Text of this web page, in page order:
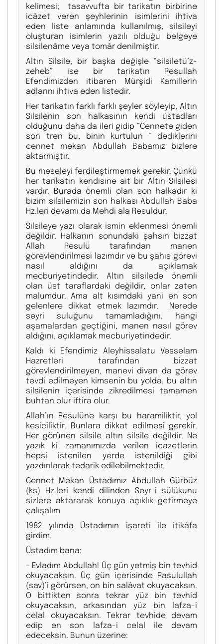
kelimesi; tasavvufta bir tarikatın birbirine
icâzet veren şeyhlerinin isimlerini ihtiva
eden liste anlamında kullanılmış, silsileyi
oluşturan isimlerin yazılı olduğu belgeye
silsilenâme veya tomâr denilmiştir.
Altın Silsile, bir başka değişle “silsiletü’z-
zeheb” ise bir tarikatın Resullah
Efendimizden itibaren Mürşidi Kamillerin
adlarını ihtiva eden listedir.
Her tarikatın farklı farklı şeyler söyleyip, Altın
Silsilenin son halkasının kendi üstadları
olduğunu daha da ileri gidip “Cennete giden
son tren bu, binin kurtulun ” dediklerini
cennet mekan Abdullah Babamız bizlere
aktarmıştır.
Bu meseleyi ferdileştirmemek gerekir. Çünkü
her tarikatın kendisine ait bir Altın Silsilesi
vardır. Burada önemli olan son halkadır ki
bizim silsilemizin son halkası Abdullah Baba
Hz.leri devamı da Mehdi ala Resuldur.
Silsileye yazı olarak ismin eklenmesi önemli
değildir. Halkanın sonundaki şahsın bizzat
Allah Resulü tarafından manen
görevlendirilmesi lazımdır ve bu şahıs görevi
nasıl aldığını da açıklamak
mecburiyetindedir. Altın silsilede önemli
olan üst taraflardaki değildir, onlar zaten
malumdur. Ama alt kısımdaki yani en son
gelenlere dikkat etmek lazımdır. Nerede
seyri suluğunu tamamladığını, hangi
aşamalardan geçtiğini, manen nasıl görev
aldığını, açıklamak mecburiyetindedir.
Kaldı ki Efendimiz Aleyhissalatu Vesselam
Hazretleri tarafından bizzat
görevlendirilmeyen, manevi divan da görev
tevdi edilmeyen kimsenin bu yolda, bu altın
silsilenin içerisinde zikredilmesi tamamen
buhtan olur iftira olur.
Allah’ın Resulüne karşı bu haramiliktir, yol
kesiciliktir. Bunlara dikkat edilmesi gerekir.
Her görünen silsile altın silsile değildir. Ne
yazık ki zamanımızda verilen icazetlerin
hepsi istenilen yerde istenildiği gibi
yazdırılarak tedarik edilebilmektedir.
Cennet Mekan Üstadımız Abdullah Gürbüz
(ks) Hz.leri kendi dilinden Seyr-i sülükunu
sizlere aktararak konuya açıklık getirmeye
çalışalım
1982 yılında Üstadımın işareti ile itikâfa
girdim.
Üstadım bana:
– Evladım Abdullah! Üç gün yetmiş bin tevhid
okuyacaksın. Üç gün içerisinde Rasulullah
(sav)’i görürsen, on bin salâvat okuyacaksın.
O bittikten sonra tekrar yüz bin tevhid
okuyacaksın, arkasından yüz bin lafza-i
celal okuyacaksın. Tekrar tevhide devam
edip en son lafza-i celal ile devam
edeceksin. Bunun üzerine: